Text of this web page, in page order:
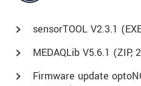
sensorTOOL V2.3.1 (
MEDAQLib V5.6.1 (ZIP,
Firmware update